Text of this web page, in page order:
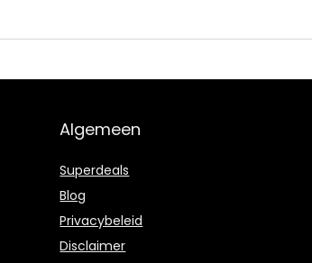
Algemeen
Superdeals
Blog
Privacybeleid
Disclaimer